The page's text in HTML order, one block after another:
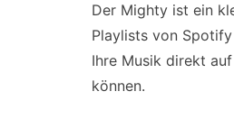
Der Mighty ist ein
Playlists von
Ihre Musik direkt
können.